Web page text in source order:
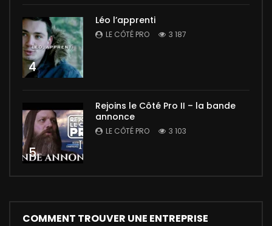
4
Léo l’apprenti
LE CÔTÉ PRO 3 187
5
Rejoins le Côté Pro II – la bande
annonce
LE CÔTÉ PRO 3 103
COMMENT TROUVER UNE ENTREPRISE